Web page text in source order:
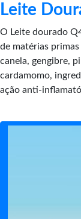
Leite
O Leite dourado
de matérias
canela, gengibre,
cardamomo,
ação anti-